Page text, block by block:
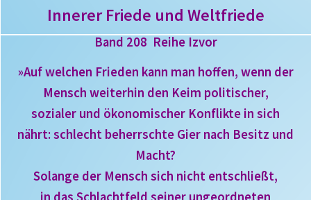
Innerer Friede und Weltfriede
Band 208 Reihe Izvor
»Auf welchen Frieden kann man hoffen, wenn der
Mensch weiterhin den Keim politischer,
sozialer und ökonomischer Konflikte in sich
nährt: schlecht beherrschte Gier nach Besitz und
Macht?
Solange der Mensch sich nicht entschließt,
in das Schlachtfeld seiner ungeordneten